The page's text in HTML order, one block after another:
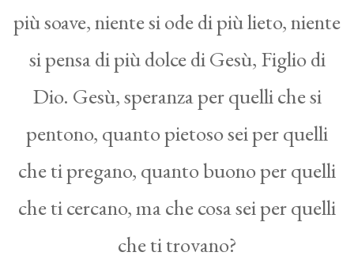
più soave, niente si ode di più lieto, niente
si pensa di più dolce di Gesù, Figlio di
Dio. Gesù, speranza per quelli che si
pentono, quanto pietoso sei per quelli
che ti pregano, quanto buono per quelli
che ti cercano, ma che cosa sei per quelli
che ti trovano?